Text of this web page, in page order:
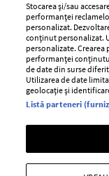
Lora,
problemele ei
Stocarea și/sau
performanței
personalizat.
conținut personalizat.
personalizate.
performanței
de date din surse
Utilizarea de date
geolocație și
Listă parteneri